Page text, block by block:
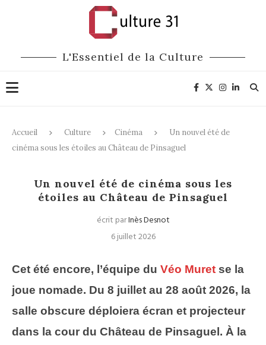
L'Essentiel de la Culture
Accueil Culture Cinéma
Un nouvel été de
cinéma sous les étoiles au Château de Pinsaguel
Un nouvel été de cinéma sous les
étoiles au Château de Pinsaguel
écrit parInès Desnot
6 juillet 2026
Cet été encore, l’équipe du Véo Muret se la
joue nomade. Du 8 juillet au 28 août 2026, la
salle obscure déploiera écran et projecteur
dans la cour du Château de Pinsaguel. À la